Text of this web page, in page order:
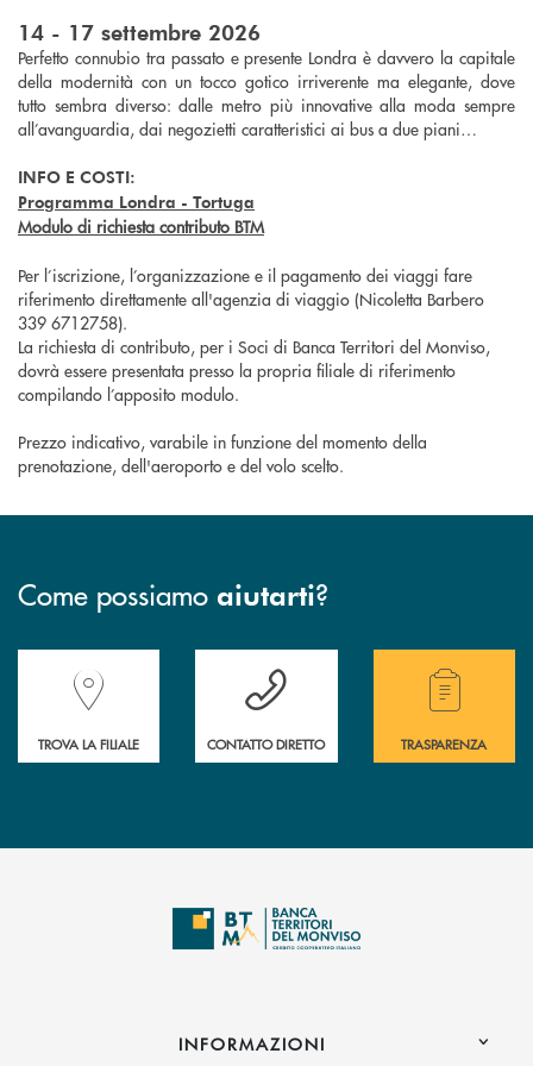
14 - 17 settembre 2026
Perfetto connubio tra passato e presente Londra è davvero la capitale
della modernità con un tocco gotico irriverente ma elegante, dove
tutto sembra diverso: dalle metro più innovative alla moda sempre
all’avanguardia, dai negozietti caratteristici ai bus a due piani…
INFO E COSTI:
Programma Londra - Tortuga
Modulo di richiesta contributo BTM
Per l’iscrizione, l’organizzazione e il pagamento dei viaggi fare
riferimento direttamente all'agenzia di viaggio (Nicoletta Barbero
339 6712758).
La richiesta di contributo, per i Soci di Banca Territori del Monviso,
dovrà essere presentata presso la propria filiale di riferimento
compilando l’apposito modulo.
Prezzo indicativo, varabile in funzione del momento della
prenotazione, dell'aeroporto e del volo scelto.
Come possiamo aiutarti?
Accedi all' elenco completo delle filiali della Banca.
TROVA LA FILIALE
Hai bisogno di assistenza immediata?
CONTATTO DIRETTO
Hai bisogno di
TRASPARENZA
INFORMAZIONI